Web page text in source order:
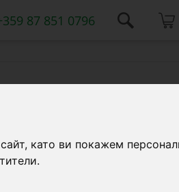
като ви покажем
87 851 0796
ярета. Вместимост: 8 литра,